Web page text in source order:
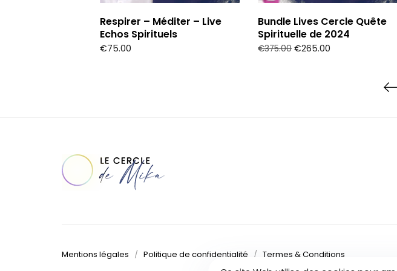
Respirer – Méditer – Live
Echos Spirituels
€75.00
Bundle Lives Cercle Quête
Spirituelle de 2024
€375.00 €265.00
Mentions légales / Politique de confidentialité / Termes & Conditions